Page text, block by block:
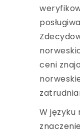
ceni
W języku